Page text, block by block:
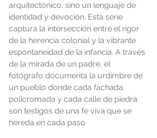
arquitectónico, sino un lenguaje de
identidad y devoción. Esta serie
captura la intersección entre el rigor
de la herencia colonial y la vibrante
espontaneidad de la infancia. A través
de la mirada de un padre, el
fotógrafo documenta la urdimbre de
un pueblo donde cada fachada
policromada y cada calle de piedra
son testigos de una fe viva que se
hereda en cada paso.